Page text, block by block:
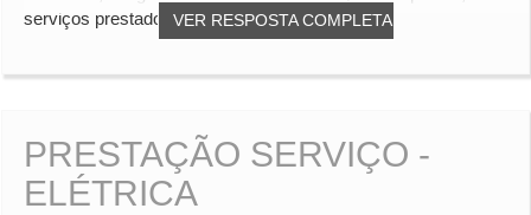
VER RESPOSTA COMPLETA
serviços prestados por uma empresa co...
PRESTAÇÃO SERVIÇO -
ELÉTRICA